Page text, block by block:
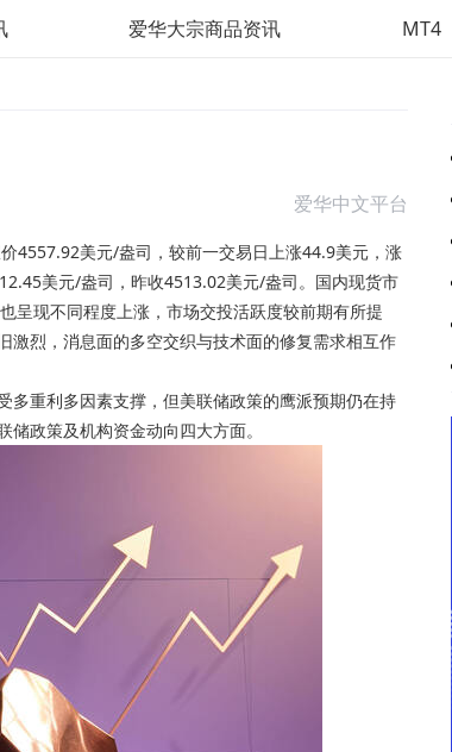
爱华大宗商品资讯 MT4
爱华中文平台
4557.92美元/盎司，较前一交易日上涨44.9美元，涨
美元/盎司，昨收4513.02美元/盎司。国内现货市
呈现不同程度上涨，市场交投活跃度较前期有所提
激烈，消息面的多空交织与技术面的修复需求相互作
多重利多因素支撑，但美联储政策的鹰派预期仍在持
政策及机构资金动向四大方面。